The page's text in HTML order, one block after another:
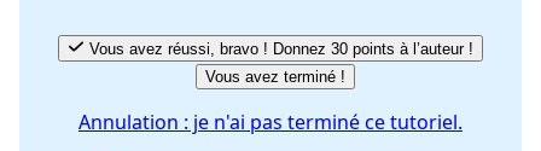
Vous avez réussi, bravo ! Donnez 30 points à l’auteur !
Vous avez terminé !
Annulation : je n'ai pas terminé ce tutoriel.